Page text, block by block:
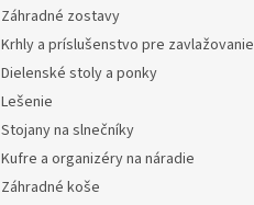
Záhradné zostavy
Krhly a príslušenstvo pre zavlažovanie
Dielenské stoly a ponky
Lešenie
Stojany na slnečníky
Kufre a organizéry na náradie
Záhradné koše